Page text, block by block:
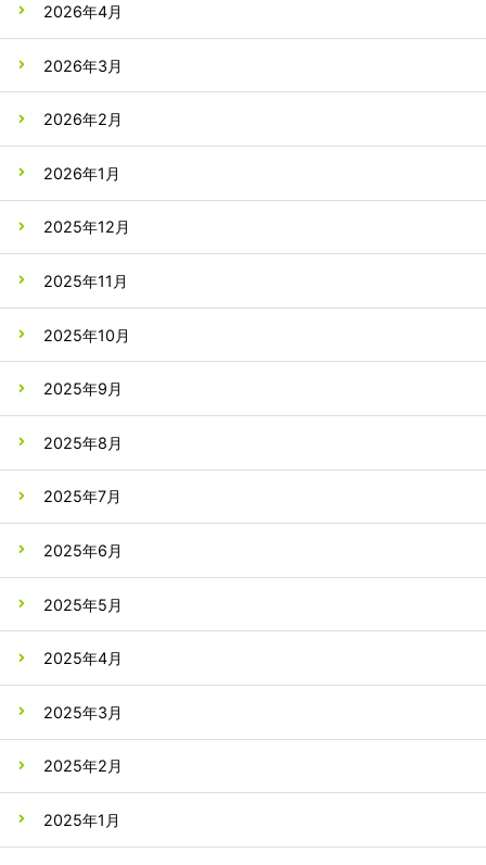
2026年4月
2026年3月
2026年2月
2026年1月
2025年12月
2025年11月
2025年10月
2025年9月
2025年8月
2025年7月
2025年6月
2025年5月
2025年4月
2025年3月
2025年2月
2025年1月